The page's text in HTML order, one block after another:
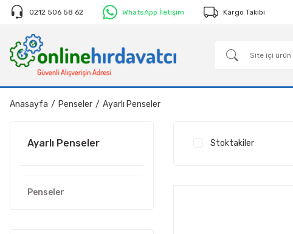
0212 506 58 62 WhatsApp İletişim Kargo Takibi
Anasayfa Penseler Ayarlı Penseler
Ayarlı Penseler
Penseler
Stoktakiler